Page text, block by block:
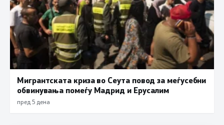
Мигрантската криза во Сеута повод за меѓусебни
обвинувања помеѓу Мадрид и Ерусалим
пред 5 дена